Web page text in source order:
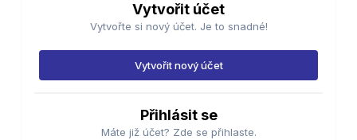
Vytvořit účet
Vytvořte si nový účet. Je to snadné!
Vytvořit nový účet
Přihlásit se
Máte již účet? Zde se přihlaste.